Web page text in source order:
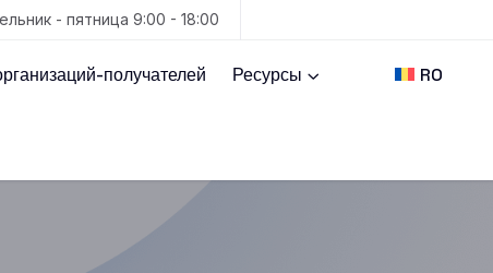
- пятница 9:00 - 18:00
получателей Ресурсы RO